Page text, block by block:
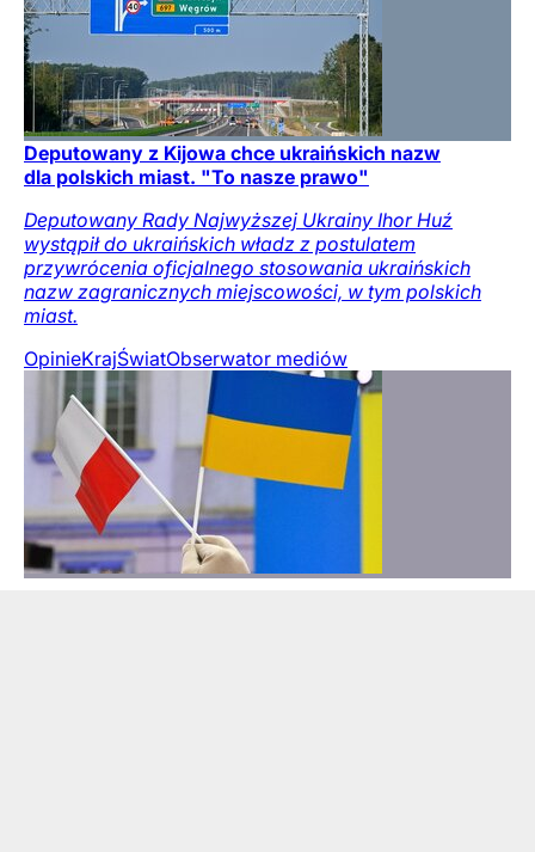
Deputowany z Kijowa chce ukraińskich nazw
dla polskich miast. "To nasze prawo"
Deputowany Rady Najwyższej Ukrainy Ihor Huź
wystąpił do ukraińskich władz z postulatem
przywrócenia oficjalnego stosowania ukraińskich
nazw zagranicznych miejscowości, w tym polskich
miast.
OpinieKrajŚwiatObserwator mediów